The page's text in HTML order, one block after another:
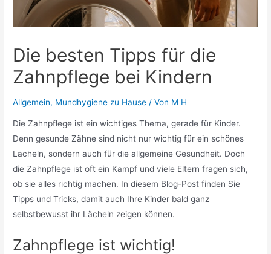
Die besten Tipps für die
Zahnpflege bei Kindern
Allgemein, Mundhygiene zu Hause / Von M H
Die Zahnpflege ist ein wichtiges Thema, gerade für Kinder.
Denn gesunde Zähne sind nicht nur wichtig für ein schönes
Lächeln, sondern auch für die allgemeine Gesundheit. Doch
die Zahnpflege ist oft ein Kampf und viele Eltern fragen sich,
ob sie alles richtig machen. In diesem Blog-Post finden Sie
Tipps und Tricks, damit auch Ihre Kinder bald ganz
selbstbewusst ihr Lächeln zeigen können.
Zahnpflege ist wichtig!